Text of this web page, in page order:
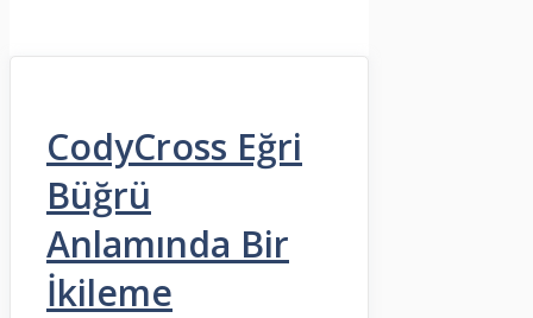
CodyCross Eğri
Büğrü
Anlamında Bir
İkileme